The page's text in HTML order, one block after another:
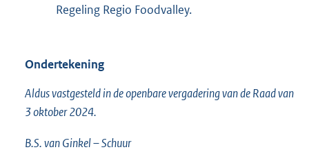
Regeling Regio Foodvalley.
Ondertekening
Aldus vastgesteld in de openbare vergadering van de Raad van
3 oktober 2024.
B.S. van Ginkel – Schuur